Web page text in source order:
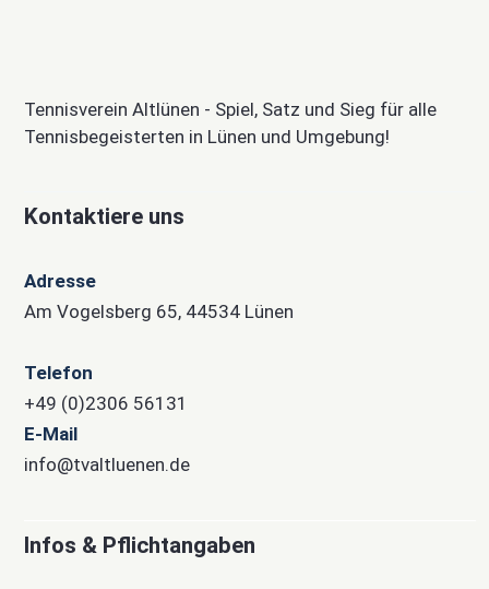
Tennisverein Altlünen - Spiel, Satz und Sieg für alle
Tennisbegeisterten in Lünen und Umgebung!
Kontaktiere uns
Adresse
Am Vogelsberg 65, 44534 Lünen
Telefon
+49 (0)2306 56131
E-Mail
info@tvaltluenen.de
Infos & Pflichtangaben